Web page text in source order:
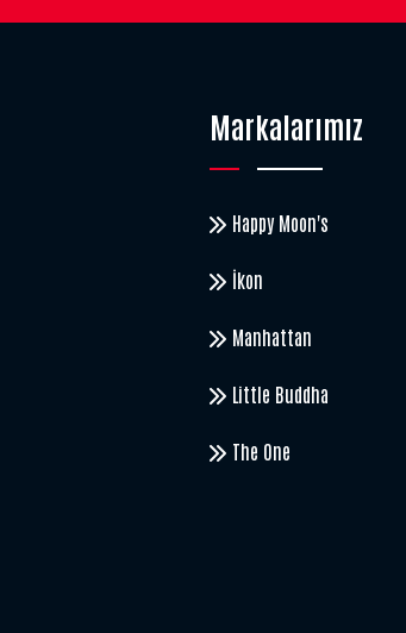
Markalarımız
Happy Moon's
İkon
Manhattan
Little Buddha
The One